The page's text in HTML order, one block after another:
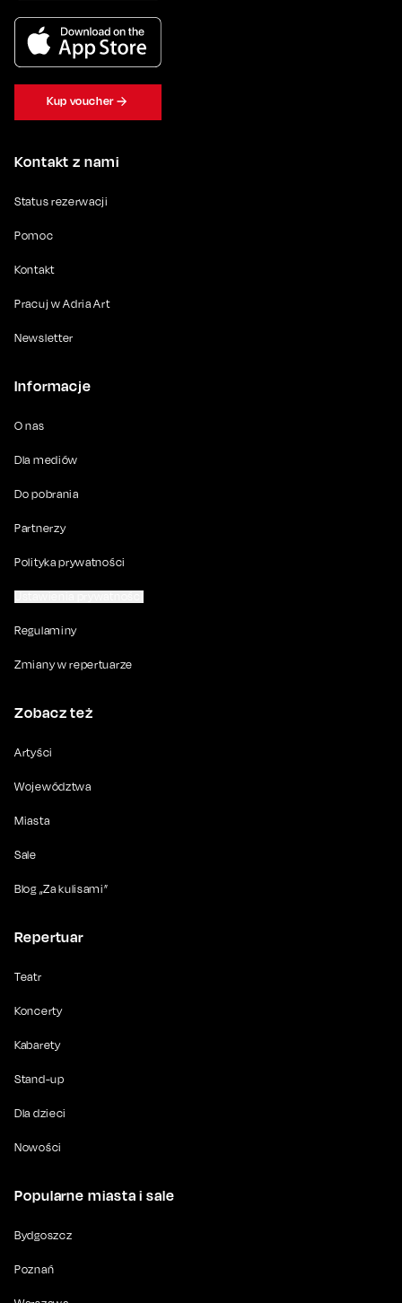
Kontakt z nami
Status rezerwacji
Pomoc
Kontakt
Pracuj w Adria Art
Newsletter
Informacje
O nas
Dla mediów
Do pobrania
Partnerzy
Polityka prywatności
Regulaminy
Zmiany w repertuarze
Zobacz też
Artyści
Województwa
Miasta
Sale
Blog „Za kulisami”
Repertuar
Teatr
Koncerty
Kabarety
Stand-up
Dla dzieci
Nowości
Popularne miasta i sale
Bydgoszcz
Poznań
Kup voucher